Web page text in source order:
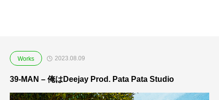
Works 2023.08.09
39-MAN – 俺はDeejay Prod. Pata Pata Studio